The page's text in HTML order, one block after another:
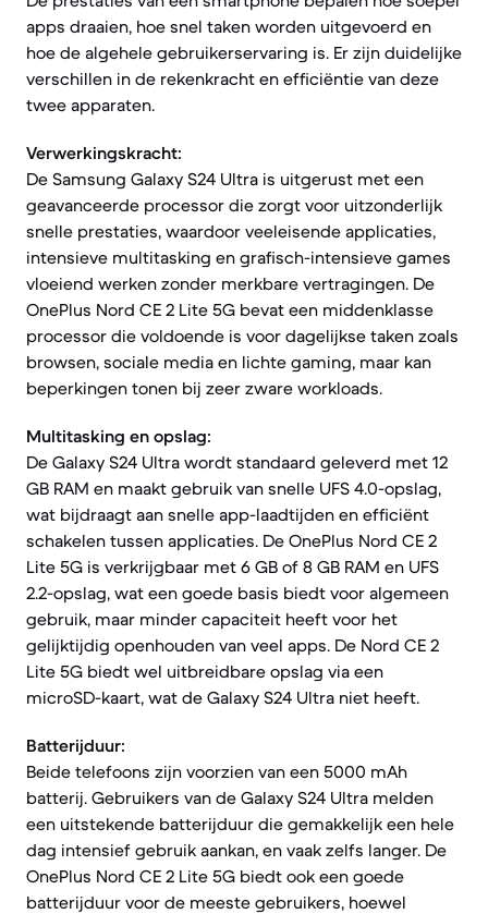
apps draaien, hoe snel taken worden uitgevoerd en
hoe de algehele gebruikerservaring is. Er zijn duidelijke
verschillen in de rekenkracht en efficiëntie van deze
twee apparaten.
Verwerkingskracht:
De Samsung Galaxy S24 Ultra is uitgerust met een
geavanceerde processor die zorgt voor uitzonderlijk
snelle prestaties, waardoor veeleisende applicaties,
intensieve multitasking en grafisch-intensieve games
vloeiend werken zonder merkbare vertragingen. De
OnePlus Nord CE 2 Lite 5G bevat een middenklasse
processor die voldoende is voor dagelijkse taken zoals
browsen, sociale media en lichte gaming, maar kan
beperkingen tonen bij zeer zware workloads.
Multitasking en opslag:
De Galaxy S24 Ultra wordt standaard geleverd met 12
GB RAM en maakt gebruik van snelle UFS 4.0-opslag,
wat bijdraagt aan snelle app-laadtijden en efficiënt
schakelen tussen applicaties. De OnePlus Nord CE 2
Lite 5G is verkrijgbaar met 6 GB of 8 GB RAM en UFS
2.2-opslag, wat een goede basis biedt voor algemeen
gebruik, maar minder capaciteit heeft voor het
gelijktijdig openhouden van veel apps. De Nord CE 2
Lite 5G biedt wel uitbreidbare opslag via een
microSD-kaart, wat de Galaxy S24 Ultra niet heeft.
Batterijduur:
Beide telefoons zijn voorzien van een 5000 mAh
batterij. Gebruikers van de Galaxy S24 Ultra melden
een uitstekende batterijduur die gemakkelijk een hele
dag intensief gebruik aankan, en vaak zelfs langer. De
OnePlus Nord CE 2 Lite 5G biedt ook een goede
batterijduur voor de meeste gebruikers, hoewel